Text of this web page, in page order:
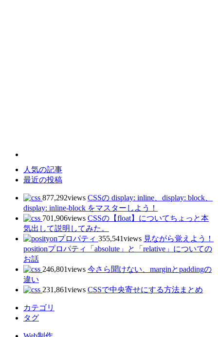
人気の記事
最近の投稿
877,292views CSSの display: inline、display: block、
display: inline-block をマスターしよう！
701,906views CSSの【float】についてちょっと本
気出して説明してみた。
355,541views 見ながら覚えよう！
positionプロパティ「absolute」と「relative」についての
お話
246,801views 今さら聞けない、marginとpaddingの
違い
231,861views CSSで中央寄せにする方法まとめ
カテゴリ
タグ